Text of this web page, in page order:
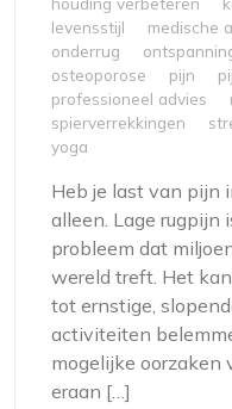
levensstijl
medische
onderrug
osteoporose
pijn
professioneel advies
spierverrekkingen
yoga
Heb je last van pijn
alleen. Lage rugpijn
probleem dat
wereld treft. Het
tot ernstige,
activiteiten
mogelijke oorzaken
eraan […]